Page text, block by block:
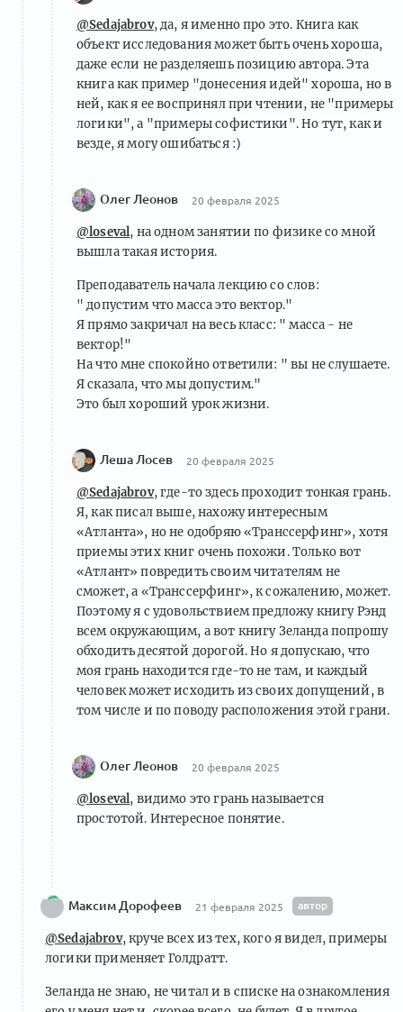
@Sedajabrov, да, я именно про это. Книга как
объект исследования может быть очень хороша,
даже если не разделяешь позицию автора. Эта
книга как пример "донесения идей" хороша, но в
ней, как я ее воспринял при чтении, не "примеры
логики", а "примеры софистики". Но тут, как и
везде, я могу ошибаться :)
Олег Леонов 20 февраля 2025
@loseval, на одном занятии по физике со мной
вышла такая история.
Преподаватель начала лекцию со слов:
" допустим что масса это вектор."
Я прямо закричал на весь класс: " масса - не
вектор!"
На что мне спокойно ответили: " вы не слушаете.
Я сказала, что мы допустим."
Это был хороший урок жизни.
Леша Лосев 20 февраля 2025
@Sedajabrov, где-то здесь проходит тонкая грань.
Я, как писал выше, нахожу интересным
«Атланта», но не одобряю «Транссерфинг», хотя
приемы этих книг очень похожи. Только вот
«Атлант» повредить своим читателям не
сможет, а «Транссерфинг», к сожалению, может.
Поэтому я с удовольствием предложу книгу Рэнд
всем окружающим, а вот книгу Зеланда попрошу
обходить десятой дорогой. Но я допускаю, что
моя грань находится где-то не там, и каждый
человек может исходить из своих допущений, в
том числе и по поводу расположения этой грани.
Олег Леонов 20 февраля 2025
@loseval, видимо это грань называется
простотой. Интересное понятие.
Максим Дорофеев 21 февраля 2025 автор
@Sedajabrov, круче всех из тех, кого я видел, примеры
логики применяет Голдратт.
Зеланда не знаю, не читал и в списке на ознакомления